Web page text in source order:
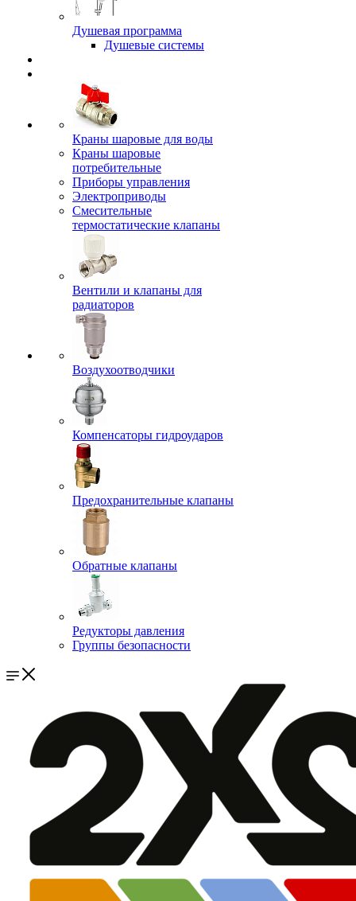
Душевая программа
Душевые системы
Краны шаровые для воды
Краны шаровые
потребительные
Приборы управления
Электроприводы
Смесительные
термостатические клапаны
Вентили и клапаны для
радиаторов
Воздухоотводчики
Компенсаторы гидроударов
Предохранительные клапаны
Обратные клапаны
Редукторы давления
Группы безопасности